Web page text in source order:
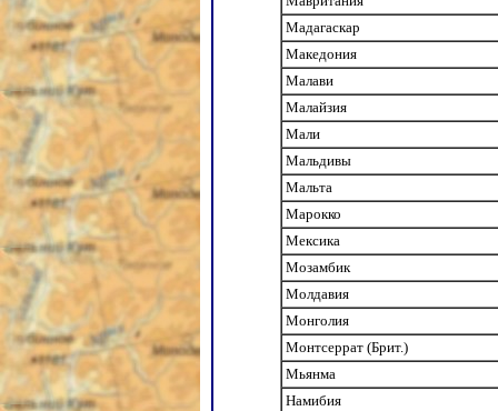
Мадагаскар
Македония
Малави
Малайзия
Мали
Мальдивы
Мальта
Марокко
Мексика
Мозамбик
Молдавия
Монголия
Монтсеррат (Брит.)
Мьянма
Намибия